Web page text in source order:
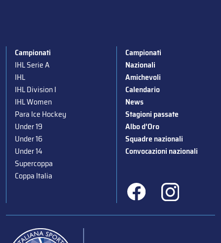
Campionati
IHL Serie A
IHL
IHL Division I
IHL Women
Para Ice Hockey
Under 19
Under 16
Under 14
Supercoppa
Coppa Italia
Campionati
Nazionali
Amichevoli
Calendario
News
Stagioni passate
Albo d’Oro
Squadre nazionali
Convocazioni nazionali